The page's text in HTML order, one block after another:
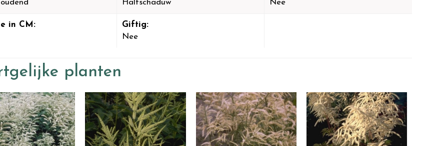
Halfschaduw
Nee
in CM:
Giftig:
Nee
planten